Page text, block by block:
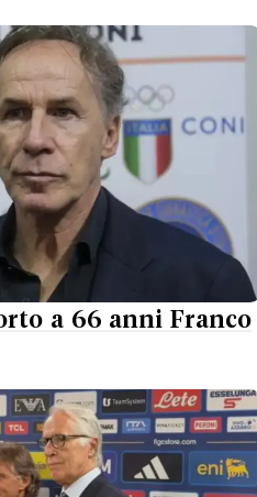
a 66 anni Franco